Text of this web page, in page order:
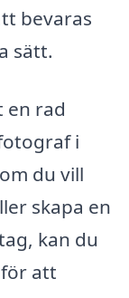
bevaras
sätt.
en rad
i
du vill
skapa en
kan du
att